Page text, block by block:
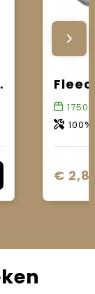
17505
€